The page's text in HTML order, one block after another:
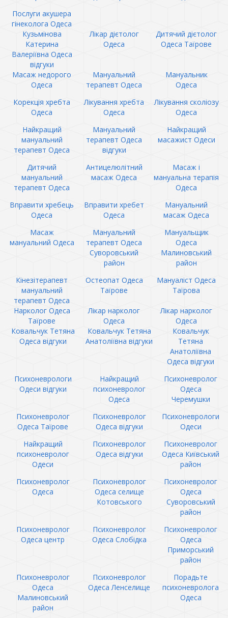
Послуги акушера
гінеколога Одеса
Кузьмінова
Катерина
Валеріївна Одеса
відгуки
Лікар дієтолог
Одеса
Дитячий дієтолог
Одеса Таїрове
Масаж недорого
Одеса
Мануальний
терапевт Одеса
Мануальник
Одеса
Корекція хребта
Одеса
Лікування хребта
Одеса
Лікування сколіозу
Одеса
Найкращий
мануальний
терапевт Одеса
Мануальний
терапевт Одеса
відгуки
Найкращий
масажист Одеси
Дитячий
мануальний
терапевт Одеса
Антицелюлітний
масаж Одеса
Масаж і
мануальна терапія
Одеса
Вправити хребець
Одеса
Вправити хребет
Одеса
Мануальний
масаж Одеса
Масаж
мануальний Одеса
Мануальний
терапевт Одеса
Суворовський
район
Мануальщик
Одеса
Малиновський
район
Кінезітерапевт
мануальний
терапевт Одеса
Остеопат Одеса
Таїрове
Мануаліст Одеса
Таїрова
Нарколог Одеса
Таїрове
Лікар нарколог
Одеса
Лікар нарколог
Одеса
Ковальчук Тетяна
Одеса відгуки
Ковальчук Тетяна
Анатоліївна відгуки
Ковальчук
Тетяна
Анатоліївна
Одеса відгуки
Психоневрологи
Одеси відгуки
Найкращий
психоневролог
Одеса
Психоневролог
Одеса
Черемушки
Психоневролог
Одеса Таїрове
Психоневролог
Одеса відгуки
Психоневрологи
Одеси
Найкращий
психоневролог
Одеси
Психоневролог
Одеса відгуки
Психоневролог
Одеса Київський
район
Психоневролог
Одеса
Психоневролог
Одеса селище
Котовського
Психоневролог
Одеса
Суворовський
район
Психоневролог
Одеса центр
Психоневролог
Одеса Слобідка
Психоневролог
Одеса
Приморський
район
Психоневролог
Одеса
Малиновський
район
Психоневролог
Одеса Ленселище
Порадьте
психоневролога
Одеса